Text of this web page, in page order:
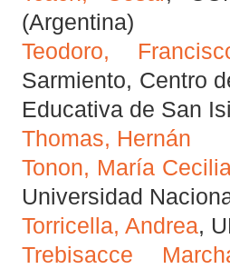
(Argentina)
Teodoro,
Sarmiento, Centro
Educativa de San
Thomas, Hernán
Tonon, María
Universidad
Torricella, Andrea,
Trebisacce